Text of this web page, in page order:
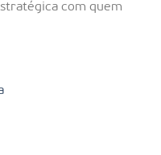
com quem